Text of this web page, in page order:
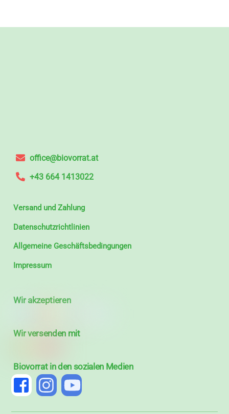
office@biovorrat.at
+43 664 1413022
Versand und Zahlung
Datenschutzrichtlinien
Allgemeine Geschäftsbedingungen
Impressum
Wir akzeptieren
Wir versenden mit
Biovorrat in den sozialen Medien